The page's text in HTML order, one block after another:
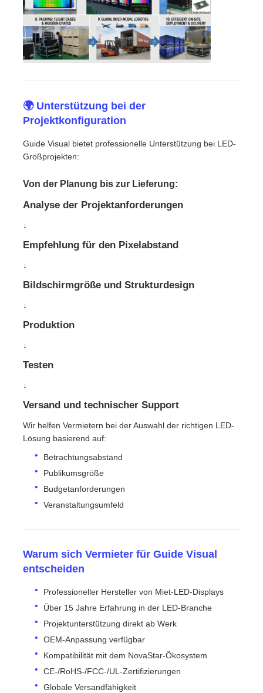
🌍 Unterstützung bei der
Projektkonfiguration
Guide Visual bietet professionelle Unterstützung bei LED-
Großprojekten:
Von der Planung bis zur Lieferung:
Analyse der Projektanforderungen
↓
Empfehlung für den Pixelabstand
↓
Bildschirmgröße und Strukturdesign
↓
Produktion
↓
Testen
↓
Versand und technischer Support
Wir helfen Vermietern bei der Auswahl der richtigen LED-
Lösung basierend auf:
Betrachtungsabstand
Publikumsgröße
Budgetanforderungen
Veranstaltungsumfeld
Warum sich Vermieter für Guide Visual
entscheiden
Professioneller Hersteller von Miet-LED-Displays
Über 15 Jahre Erfahrung in der LED-Branche
Projektunterstützung direkt ab Werk
OEM-Anpassung verfügbar
Kompatibilität mit dem NovaStar-Ökosystem
CE-/RoHS-/FCC-/UL-Zertifizierungen
Globale Versandfähigkeit